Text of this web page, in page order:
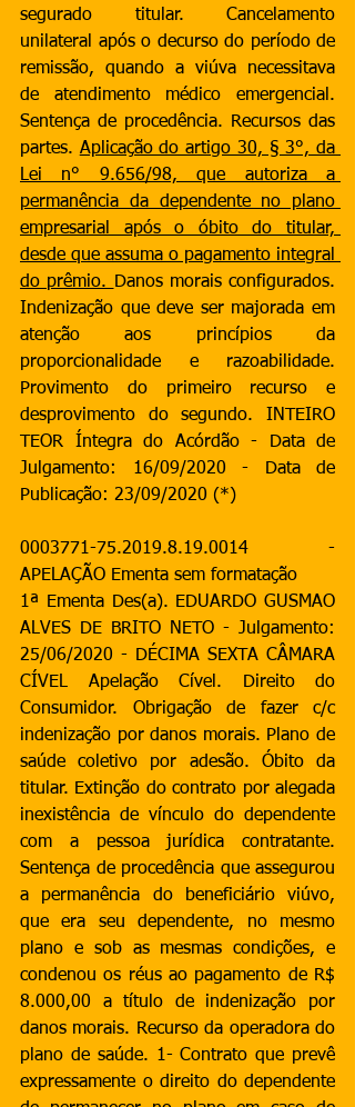
segurado titular. Cancelamento
unilateral após o decurso do período de
remissão, quando a viúva necessitava
de atendimento médico emergencial.
Sentença de procedência. Recursos das
partes. Aplicação do artigo 30, § 3°, da
Lei n° 9.656/98, que autoriza a
permanência da dependente no plano
empresarial após o óbito do titular,
desde que assuma o pagamento integral
do prêmio.
Danos morais configurados.
Indenização que deve ser majorada em
atenção aos princípios da
proporcionalidade e razoabilidade.
Provimento do primeiro recurso e
desprovimento do segundo. INTEIRO
TEOR Íntegra do Acórdão - Data de
Julgamento: 16/09/2020 - Data de
Publicação: 23/09/2020 (*)
0003771-75.2019.8.19.0014 -
APELAÇÃO Ementa sem formatação
1ª Ementa Des(a). EDUARDO GUSMAO
ALVES DE BRITO NETO - Julgamento:
25/06/2020 - DÉCIMA SEXTA CÂMARA
CÍVEL Apelação Cível. Direito do
Consumidor. Obrigação de fazer c/c
indenização por danos morais. Plano de
saúde coletivo por adesão. Óbito da
titular. Extinção do contrato por alegada
inexistência de vínculo do dependente
com a pessoa jurídica contratante.
Sentença de procedência que assegurou
a permanência do beneficiário viúvo,
que era seu dependente, no mesmo
plano e sob as mesmas condições, e
condenou os réus ao pagamento de R$
8.000,00 a título de indenização por
danos morais. Recurso da operadora do
plano de saúde. 1- Contrato que prevê
expressamente o direito do dependente